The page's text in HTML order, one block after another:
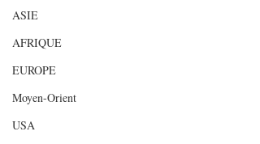
ASIE
AFRIQUE
EUROPE
Moyen-Orient
USA